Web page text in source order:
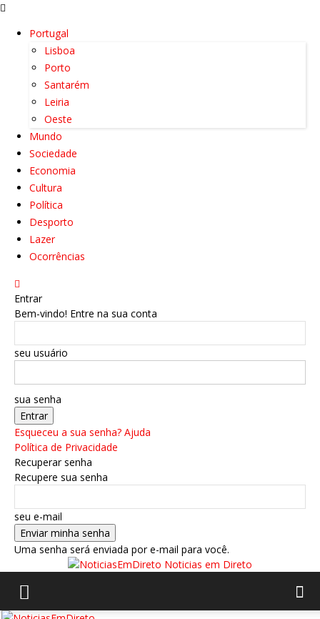
Portugal
Lisboa
Porto
Santarém
Leiria
Oeste
Mundo
Sociedade
Economia
Cultura
Política
Desporto
Lazer
Ocorrências
Entrar
Bem-vindo! Entre na sua conta
seu usuário
sua senha
Esqueceu a sua senha? Ajuda
Política de Privacidade
Recuperar senha
Recupere sua senha
seu e-mail
Uma senha será enviada por e-mail para você.
Noticias em Direto